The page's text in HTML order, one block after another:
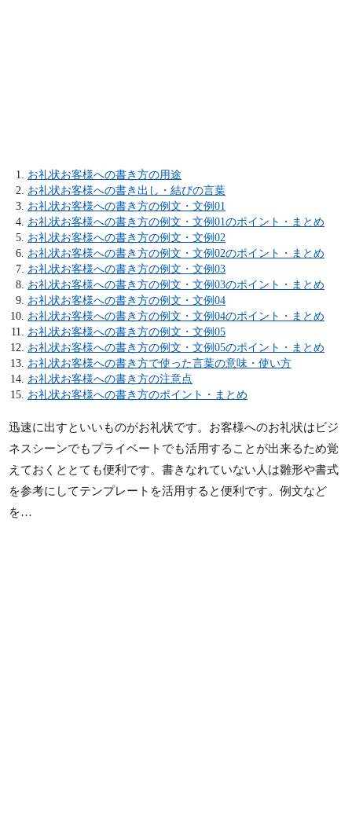
お礼状お客様への書き方の用途
お礼状お客様への書き出し・結びの言葉
お礼状お客様への書き方の例文・文例01
お礼状お客様への書き方の例文・文例01のポイント・まとめ
お礼状お客様への書き方の例文・文例02
お礼状お客様への書き方の例文・文例02のポイント・まとめ
お礼状お客様への書き方の例文・文例03
お礼状お客様への書き方の例文・文例03のポイント・まとめ
お礼状お客様への書き方の例文・文例04
お礼状お客様への書き方の例文・文例04のポイント・まとめ
お礼状お客様への書き方の例文・文例05
お礼状お客様への書き方の例文・文例05のポイント・まとめ
お礼状お客様への書き方で使った言葉の意味・使い方
お礼状お客様への書き方の注意点
お礼状お客様への書き方のポイント・まとめ
迅速に出すといいものがお礼状です。お客様へのお礼状はビジ
ネスシーンでもプライベートでも活用することが出来るため覚
えておくととても便利です。書きなれていない人は雛形や書式
を参考にしてテンプレートを活用すると便利です。例文など
を…